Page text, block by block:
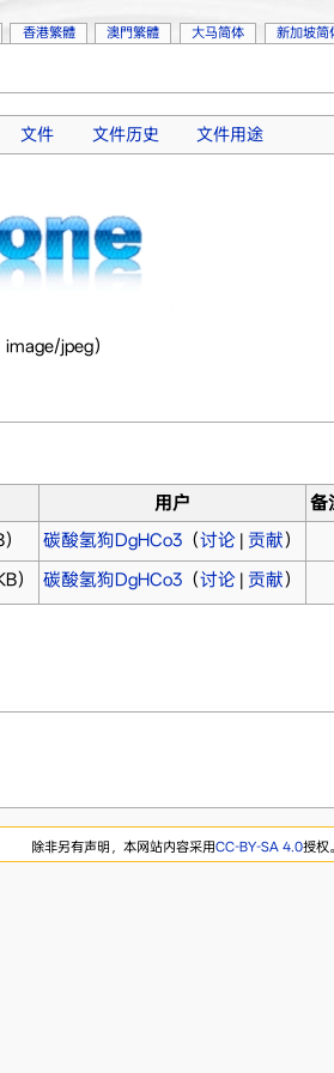
文件 文件历史 文件用途
jpeg）
用户
备
碳酸氢狗DgHCo3（讨论| 贡献）
） 碳酸氢狗DgHCo3（讨论| 贡献）
香港繁體 澳門繁體 大马简体 新加坡简
除非另有声明，本网站内容采用CC-BY-SA 4.0授权。